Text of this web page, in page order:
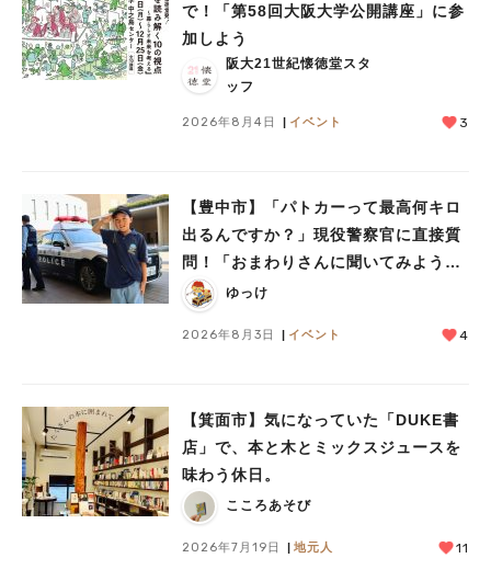
で！「第58回大阪大学公開講座」に参
加しよう
阪大21世紀懐徳堂スタ
ッフ
2026年8月4日 イベント 3
【豊中市】「パトカーって最高何キロ
出るんですか？」現役警察官に直接質
問！「おまわりさんに聞いてみよう」
に参加しました
ゆっけ
2026年8月3日 イベント 4
【箕面市】気になっていた「DUKE書
店」で、本と木とミックスジュースを
味わう休日。
こころあそび
2026年7月19日 地元人 11